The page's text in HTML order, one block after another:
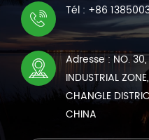
Tél : +86
Adresse : NO. 30,
INDUSTRIAL
CHANGLE
CHINA